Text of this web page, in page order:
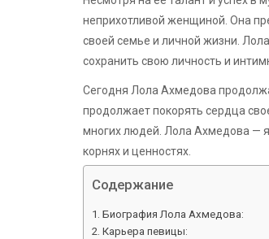
неприхотливой женщиной. Она
своей семье и личной жизни.
сохранить свою личность и
Сегодня Лола Ахмедова
продолжает покорять сердца
многих людей. Лола Ахмедова —
корнях и ценностях.
Содержание
Биография Лола Ахмедова:
Карьера певицы: